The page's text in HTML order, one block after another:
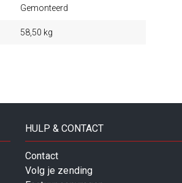
Gemonteerd
58,50 kg
HULP & CONTACT
Contact
Volg je zending